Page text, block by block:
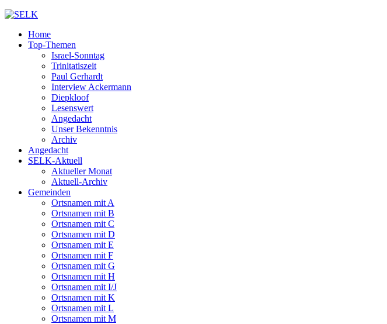
Home
Top-Themen
Israel-Sonntag
Trinitatiszeit
Paul Gerhardt
Interview Ackermann
Diepkloof
Lesenswert
Angedacht
Unser Bekenntnis
Archiv
Angedacht
SELK-Aktuell
Aktueller Monat
Aktuell-Archiv
Gemeinden
Ortsnamen mit A
Ortsnamen mit B
Ortsnamen mit C
Ortsnamen mit D
Ortsnamen mit E
Ortsnamen mit F
Ortsnamen mit G
Ortsnamen mit H
Ortsnamen mit I/J
Ortsnamen mit K
Ortsnamen mit L
Ortsnamen mit M